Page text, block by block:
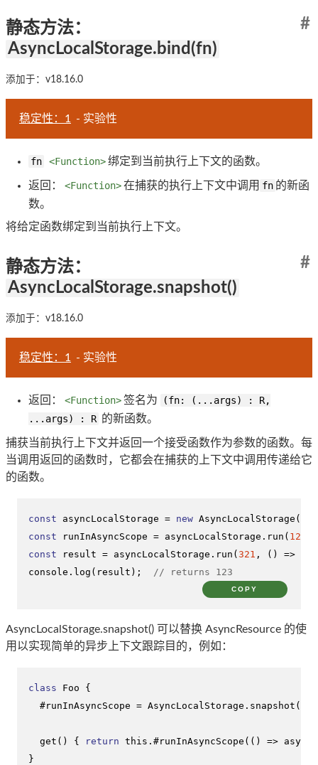
静态方法：
AsyncLocalStorage.bind(fn)
#
添加于：v18.16.0
稳定性：1 - 实验性
fn <Function>绑定到当前执行上下文的函数。
返回： <Function>在捕获的执行上下文中调用 fn 的新函
数。
将给定函数绑定到当前执行上下文。
静态方法：
AsyncLocalStorage.snapshot()
#
添加于：v18.16.0
稳定性：1 - 实验性
返回： <Function>签名为
(fn: (...args) : R,
...args) : R 的新函数。
捕获当前执行上下文并返回一个接受函数作为参数的函数。每
当调用返回的函数时，它都会在捕获的上下文中调用传递给它
的函数。
const asyncLocalStorage = new AsyncLocalStorage
const runInAsyncScope = asyncLocalStorage. run ( 123
const result = asyncLocalStorage. run (321 , () =>
console . log (result); // returns 123
COPY
AsyncLocalStorage.snapshot() 可以替换 AsyncResource 的使
用以实现简单的异步上下文跟踪目的，例如：
class Foo {
  #runInAsyncScope =
AsyncLocalStorage . snapshot ();
get ( ) { return this .#runInAsyncScope ( () =>
}